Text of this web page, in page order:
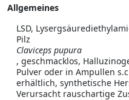
Allgemeines
LSD,
Pilz
Claviceps pupura
, geschmacklos,
Pulver oder in Ampullen
erhältlich, synthetische
Verursacht rauschartige